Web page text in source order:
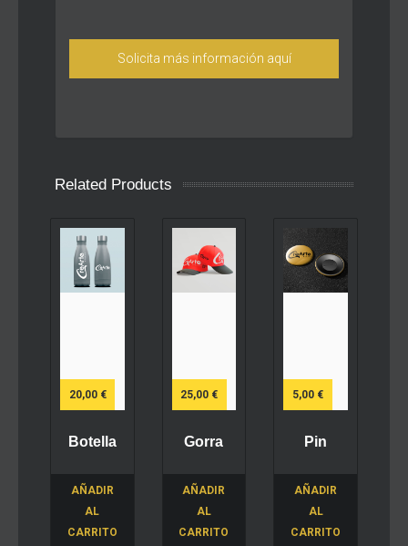
Solicita más información aquí
Related Products
20,00 €
Botella
AÑADIR
AL
CARRITO
25,00 €
Gorra
AÑADIR
AL
CARRITO
5,00 €
Pin
AÑADIR
AL
CARRITO